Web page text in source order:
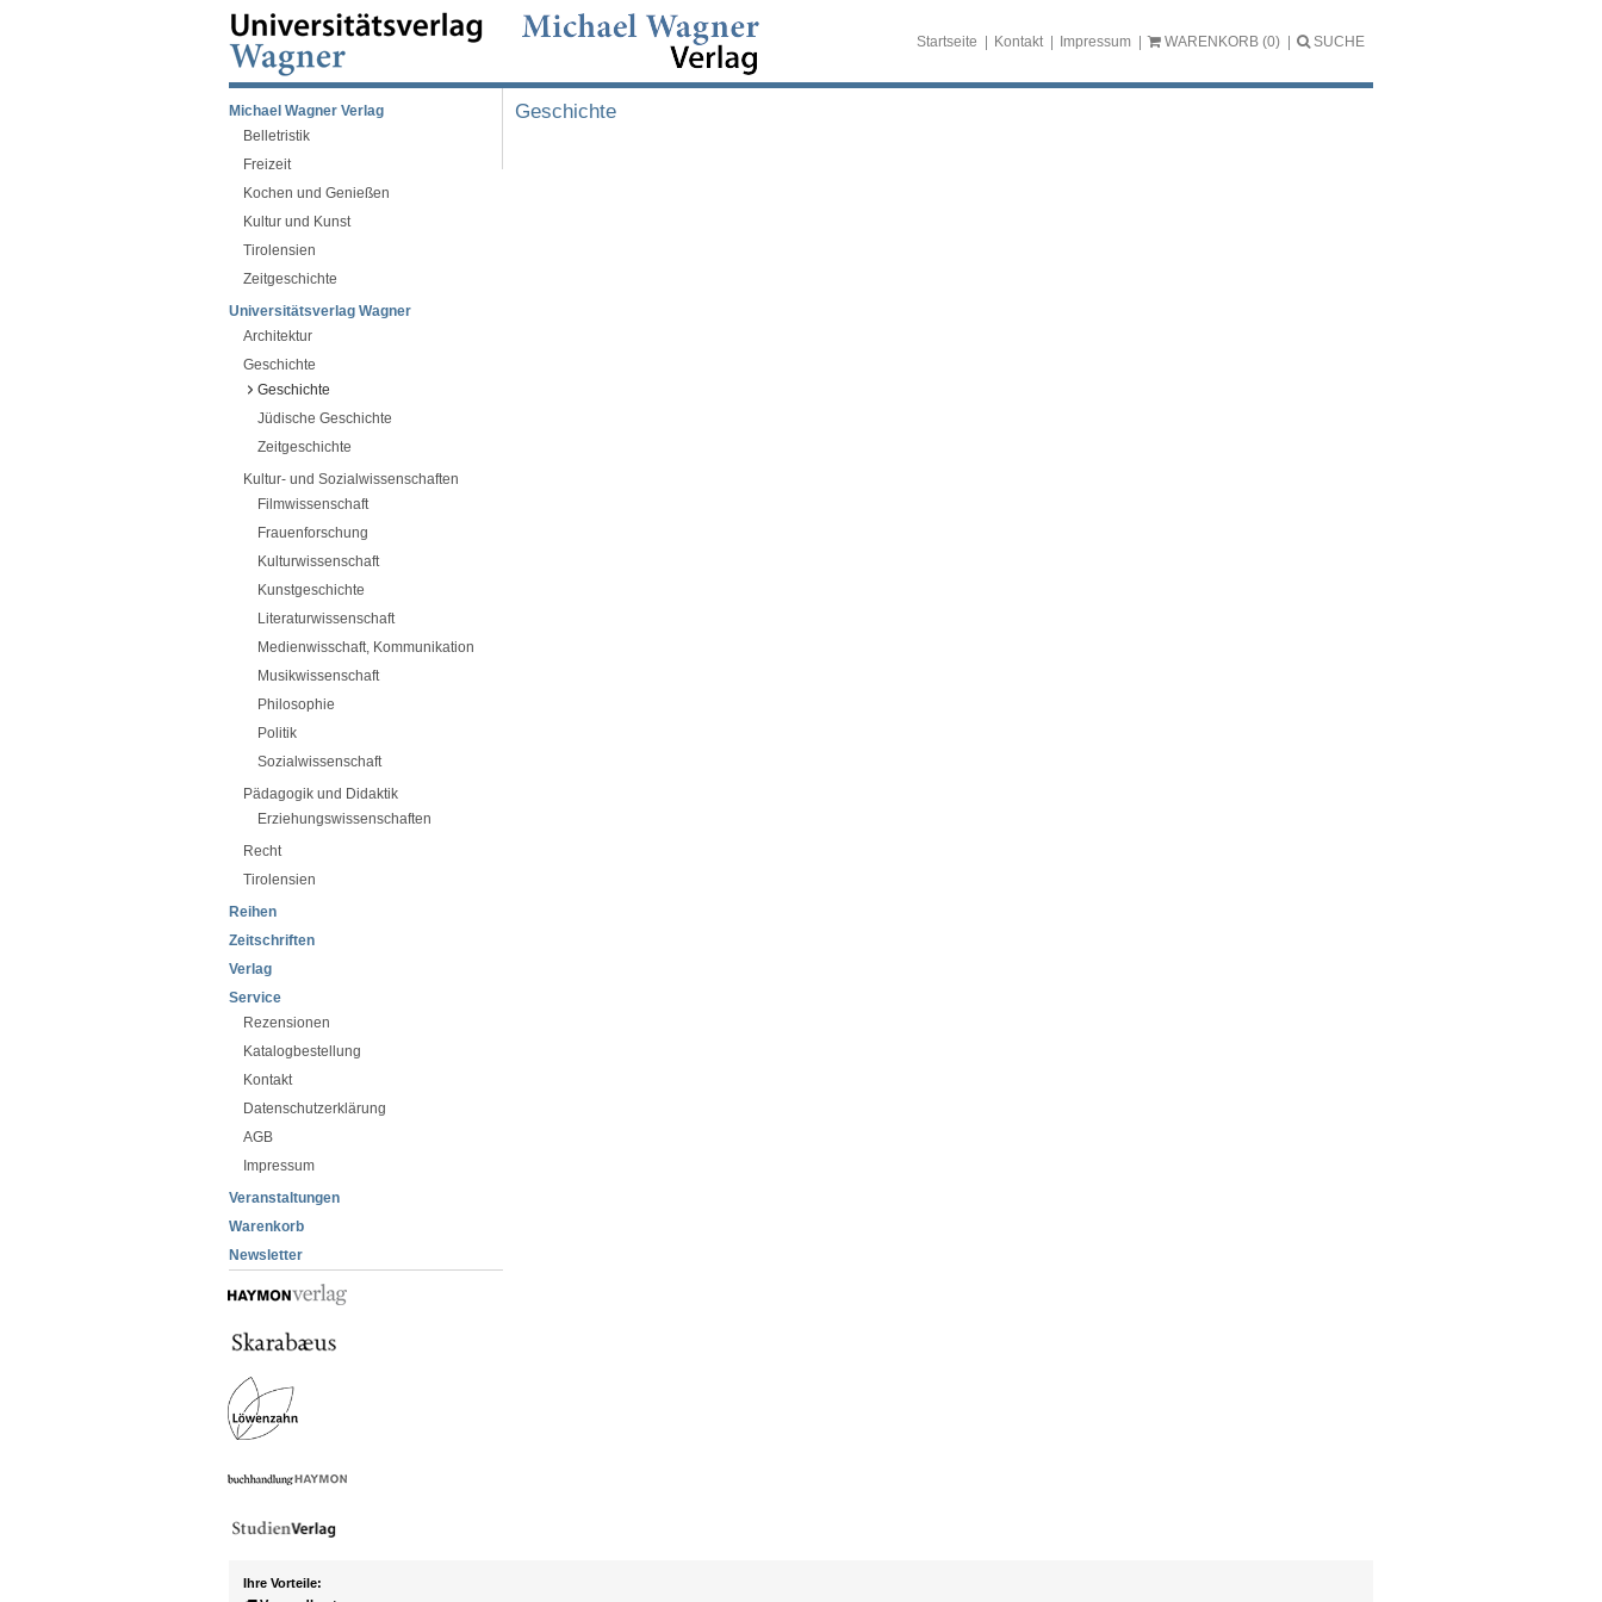
Startseite Kontakt Impressum WARENKORB (0) SUCHE
Michael Wagner Verlag
Belletristik
Freizeit
Kochen und Genießen
Kultur und Kunst
Tirolensien
Zeitgeschichte
Universitätsverlag Wagner
Architektur
Geschichte
Geschichte
Jüdische Geschichte
Zeitgeschichte
Kultur- und Sozialwissenschaften
Filmwissenschaft
Frauenforschung
Kulturwissenschaft
Kunstgeschichte
Literaturwissenschaft
Medienwisschaft, Kommunikation
Musikwissenschaft
Philosophie
Politik
Sozialwissenschaft
Pädagogik und Didaktik
Erziehungswissenschaften
Recht
Tirolensien
Reihen
Zeitschriften
Verlag
Service
Rezensionen
Katalogbestellung
Kontakt
Datenschutzerklärung
AGB
Impressum
Veranstaltungen
Warenkorb
Newsletter
Geschichte
Ihre Vorteile: